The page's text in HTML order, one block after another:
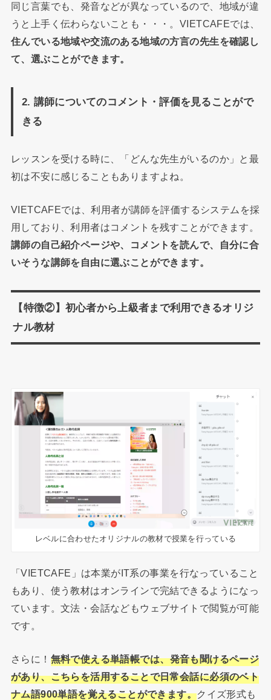
同じ言葉でも、発音などが異なっているので、地域が違
うと上手く伝わらないことも・・・。VIETCAFEでは、
住んでいる地域や交流のある地域の方言の先生を確認し
て、選ぶことができます。
2. 講師についてのコメント・評価を見ることがで
きる
レッスンを受ける時に、「どんな先生がいるのか」と最
初は不安に感じることもありますよね。
VIETCAFEでは、利用者が講師を評価するシステムを採
用しており、利用者はコメントを残すことができます。
講師の自己紹介ページや、コメントを読んで、自分に合
いそうな講師を自由に選ぶことができます。
【特徴②】初心者から上級者まで利用できるオリジ
ナル教材
レベルに合わせたオリジナルの教材で授業を行っている
「VIETCAFE」は本業がIT系の事業を行なっていること
もあり、使う教材はオンラインで完結できるようになっ
ています。文法・会話などもウェブサイトで閲覧が可能
です。
さらに！ 無料で使える単語帳では、発音も聞けるページ
があり、こちらを活用することで日常会話に必須のベト
ナム語900単語を覚えることができます。クイズ形式も